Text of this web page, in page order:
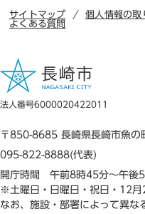
サイトマップ 個人情報の取
よくある質問
法人番号6000020422011
〒850-8685 長崎県長崎市魚の
095-822-8888(代表)
開庁時間 午前8時45分～午後
※土曜日・日曜日・祝日・12月
なお、施設・部署によって異な